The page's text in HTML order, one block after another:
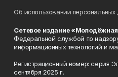
Об использовании персональных
Сетевое издание «Молодёжная
Федеральной службой по
информационных технологий и
Регистрационный номер: серия
сентября 2025 г.